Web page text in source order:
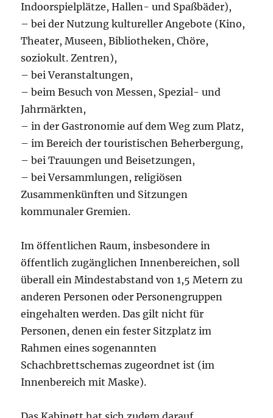
Indoorspielplätze, Hallen- und Spaßbäder),
– bei der Nutzung kultureller Angebote (Kino,
Theater, Museen, Bibliotheken, Chöre,
soziokult. Zentren),
– bei Veranstaltungen,
– beim Besuch von Messen, Spezial- und
Jahrmärkten,
– in der Gastronomie auf dem Weg zum Platz,
– im Bereich der touristischen Beherbergung,
– bei Trauungen und Beisetzungen,
– bei Versammlungen, religiösen
Zusammenkünften und Sitzungen
kommunaler Gremien.
Im öffentlichen Raum, insbesondere in
öffentlich zugänglichen Innenbereichen, soll
überall ein Mindestabstand von 1,5 Metern zu
anderen Personen oder Personengruppen
eingehalten werden. Das gilt nicht für
Personen, denen ein fester Sitzplatz im
Rahmen eines sogenannten
Schachbrettschemas zugeordnet ist (im
Innenbereich mit Maske).